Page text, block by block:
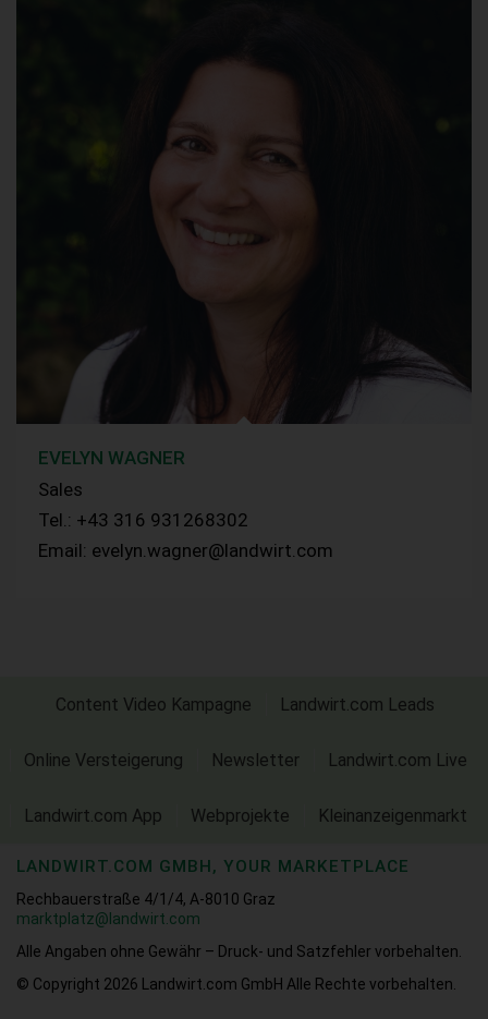
EVELYN WAGNER
Sales
Tel.: +43 316 931268302
Email: evelyn.wagner@landwirt.com
Content Video Kampagne Landwirt.com Leads
Online Versteigerung Newsletter Landwirt.com Live
Landwirt.com App Webprojekte Kleinanzeigenmarkt
LANDWIRT.COM GMBH, YOUR MARKETPLACE
Rechbauerstraße 4/1/4, A-8010 Graz
marktplatz@landwirt.com
Alle Angaben ohne Gewähr – Druck- und Satzfehler vorbehalten.
© Copyright 2026
Landwirt.com GmbH Alle Rechte vorbehalten.